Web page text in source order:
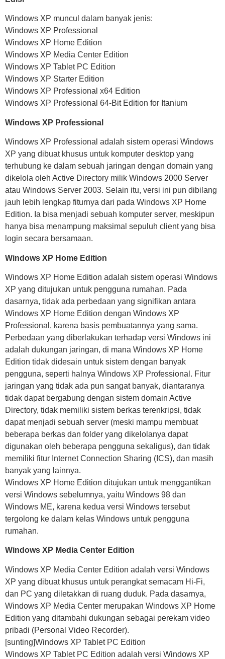
Windows XP muncul dalam banyak jenis:
Windows XP Professional
Windows XP Home Edition
Windows XP Media Center Edition
Windows XP Tablet PC Edition
Windows XP Starter Edition
Windows XP Professional x64 Edition
Windows XP Professional 64-Bit Edition for Itanium
Windows XP Professional
Windows XP Professional adalah sistem operasi Windows
XP yang dibuat khusus untuk komputer desktop yang
terhubung ke dalam sebuah jaringan dengan domain yang
dikelola oleh Active Directory milik Windows 2000 Server
atau Windows Server 2003. Selain itu, versi ini pun dibilang
jauh lebih lengkap fiturnya dari pada Windows XP Home
Edition. Ia bisa menjadi sebuah komputer server, meskipun
hanya bisa menampung maksimal sepuluh client yang bisa
login secara bersamaan.
Windows XP Home Edition
Windows XP Home Edition adalah sistem operasi Windows
XP yang ditujukan untuk pengguna rumahan. Pada
dasarnya, tidak ada perbedaan yang signifikan antara
Windows XP Home Edition dengan Windows XP
Professional, karena basis pembuatannya yang sama.
Perbedaan yang diberlakukan terhadap versi Windows ini
adalah dukungan jaringan, di mana Windows XP Home
Edition tidak didesain untuk sistem dengan banyak
pengguna, seperti halnya Windows XP Professional. Fitur
jaringan yang tidak ada pun sangat banyak, diantaranya
tidak dapat bergabung dengan sistem domain Active
Directory, tidak memiliki sistem berkas terenkripsi, tidak
dapat menjadi sebuah server (meski mampu membuat
beberapa berkas dan folder yang dikelolanya dapat
digunakan oleh beberapa pengguna sekaligus), dan tidak
memiliki fitur Internet Connection Sharing (ICS), dan masih
banyak yang lainnya.
Windows XP Home Edition ditujukan untuk menggantikan
versi Windows sebelumnya, yaitu Windows 98 dan
Windows ME, karena kedua versi Windows tersebut
tergolong ke dalam kelas Windows untuk pengguna
rumahan.
Windows XP Media Center Edition
Windows XP Media Center Edition adalah versi Windows
XP yang dibuat khusus untuk perangkat semacam Hi-Fi,
dan PC yang diletakkan di ruang duduk. Pada dasarnya,
Windows XP Media Center merupakan Windows XP Home
Edition yang ditambahi dukungan sebagai perekam video
pribadi (Personal Video Recorder).
[sunting]Windows XP Tablet PC Edition
Windows XP Tablet PC Edition adalah versi Windows XP